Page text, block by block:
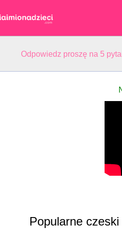
Odpowiedz proszę na 5
Popularne